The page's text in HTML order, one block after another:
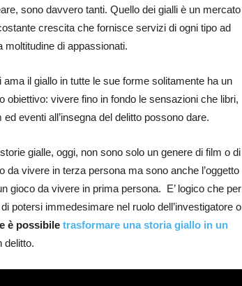
sono davvero tanti. Quello dei gialli è un mercato
crescita che fornisce servizi di ogni tipo ad
moltitudine di appassionati.
ama il giallo in tutte le sue forme solitamente ha un
obiettivo: vivere fino in fondo le sensazioni che libri,
ed eventi all’insegna del delitto possono dare.
gialle, oggi, non sono solo un genere di film o di
da vivere in terza persona ma sono anche l’oggetto
gioco da vivere in prima persona. E’ logico che per
potersi immedesimare nel ruolo dell’investigatore o
è possibile trasformare una storia giallo in un
delitto.